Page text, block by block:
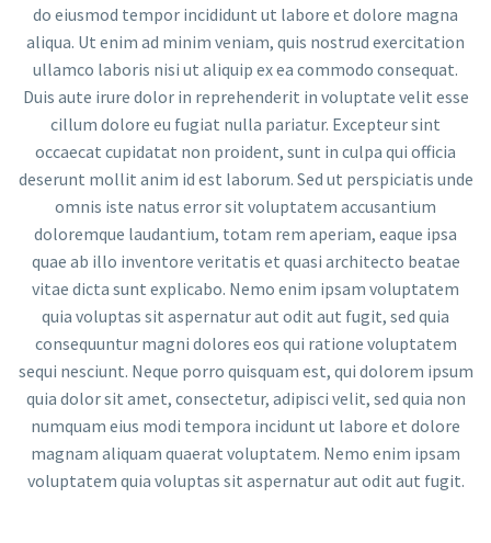
do eiusmod tempor incididunt ut labore et dolore magna
aliqua. Ut enim ad minim veniam, quis nostrud exercitation
ullamco laboris nisi ut aliquip ex ea commodo consequat.
Duis aute irure dolor in reprehenderit in voluptate velit esse
cillum dolore eu fugiat nulla pariatur. Excepteur sint
occaecat cupidatat non proident, sunt in culpa qui officia
deserunt mollit anim id est laborum. Sed ut perspiciatis unde
omnis iste natus error sit voluptatem accusantium
doloremque laudantium, totam rem aperiam, eaque ipsa
quae ab illo inventore veritatis et quasi architecto beatae
vitae dicta sunt explicabo. Nemo enim ipsam voluptatem
quia voluptas sit aspernatur aut odit aut fugit, sed quia
consequuntur magni dolores eos qui ratione voluptatem
sequi nesciunt. Neque porro quisquam est, qui dolorem ipsum
quia dolor sit amet, consectetur, adipisci velit, sed quia non
numquam eius modi tempora incidunt ut labore et dolore
magnam aliquam quaerat voluptatem. Nemo enim ipsam
voluptatem quia voluptas sit aspernatur aut odit aut fugit.